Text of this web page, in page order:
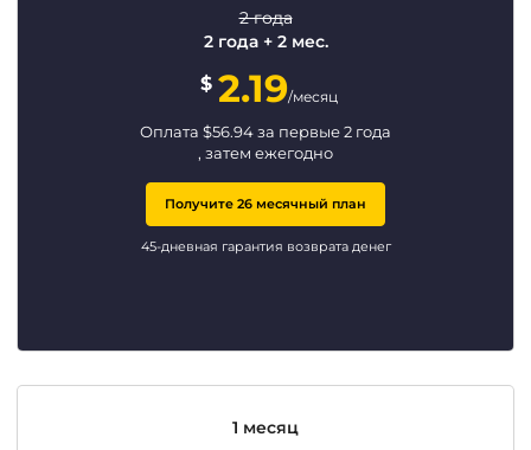
1 месяц
2 года
2 года + 2 мес.
$ 2.19/месяц
Оплата $56.94за первые 2 года
, затем ежегодно
Получите 26 месячный план
45-дневная гарантия возврата денег